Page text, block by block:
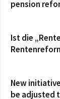
pension
Ist die
New
be adjusted